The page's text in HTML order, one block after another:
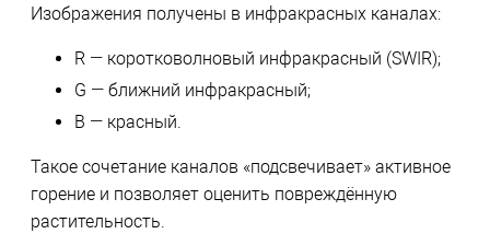
Изображения получены в инфракрасных каналах:
R — коротковолновый инфракрасный (SWIR);
G — ближний инфракрасный;
B — красный.
Такое сочетание каналов «подсвечивает» активное
горение и позволяет оценить повреждённую
растительность.